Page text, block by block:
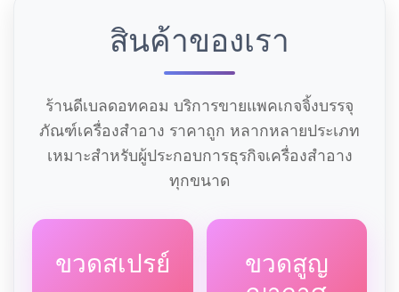
สินค้าของเรา
ร้านดีเบลดอทคอม บริการขายแพคเกจจิ้งบรรจุ
ภัณฑ์เครื่องสำอาง ราคาถูก หลากหลายประเภท
เหมาะสำหรับผู้ประกอบการธุรกิจเครื่องสำอาง
ทุกขนาด
ขวดสเปรย์
ขวดสูญ